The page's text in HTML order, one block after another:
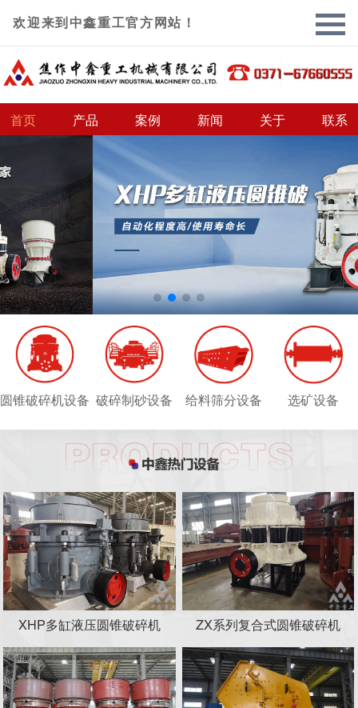
欢迎来到中鑫重工官方网站！
首页 产品 案例 新闻 关于 联系
圆锥破碎机设备 破碎制砂设备 给料筛分设备 选矿设备
XHP多缸液压圆锥破碎机 ZX系列复合式圆锥破碎机